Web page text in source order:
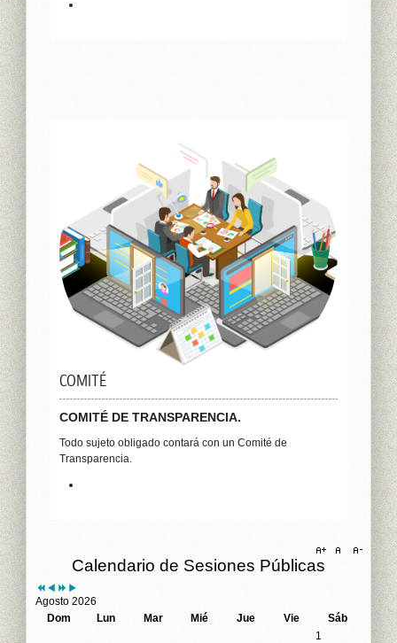
COMITÉ
COMITÉ DE TRANSPARENCIA.
Todo sujeto obligado contará con un Comité de
Transparencia.
Calendario de Sesiones Públicas
Month
YearMonth
Agosto 2026
Dom
Lun Mar Mié Jue Vie
Sáb
1